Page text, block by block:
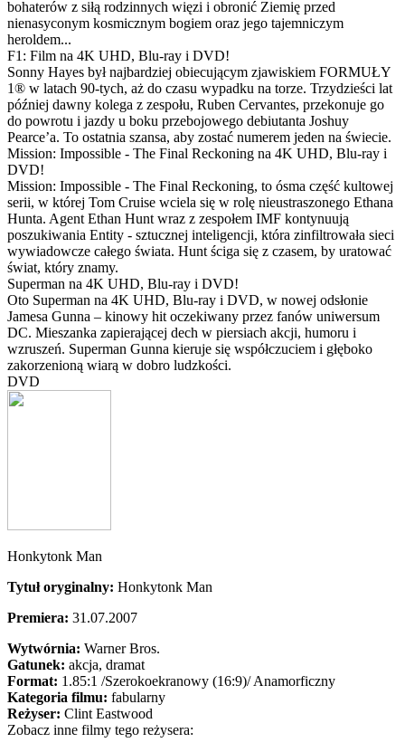
bohaterów z siłą rodzinnych więzi i obronić Ziemię przed
nienasyconym kosmicznym bogiem oraz jego tajemniczym
heroldem...
F1: Film na 4K UHD, Blu-ray i DVD!
Sonny Hayes był najbardziej obiecującym zjawiskiem FORMUŁY
1® w latach 90-tych, aż do czasu wypadku na torze. Trzydzieści lat
później dawny kolega z zespołu, Ruben Cervantes, przekonuje go
do powrotu i jazdy u boku przebojowego debiutanta Joshuy
Pearce’a. To ostatnia szansa, aby zostać numerem jeden na świecie.
Mission: Impossible - The Final Reckoning na 4K UHD, Blu-ray i
DVD!
Mission: Impossible - The Final Reckoning, to ósma część kultowej
serii, w której Tom Cruise wciela się w rolę nieustraszonego Ethana
Hunta. Agent Ethan Hunt wraz z zespołem IMF kontynuują
poszukiwania Entity - sztucznej inteligencji, która zinfiltrowała sieci
wywiadowcze całego świata. Hunt ściga się z czasem, by uratować
świat, który znamy.
Superman na 4K UHD, Blu-ray i DVD!
Oto Superman na 4K UHD, Blu-ray i DVD, w nowej odsłonie
Jamesa Gunna – kinowy hit oczekiwany przez fanów uniwersum
DC. Mieszanka zapierającej dech w piersiach akcji, humoru i
wzruszeń. Superman Gunna kieruje się współczuciem i głęboko
zakorzenioną wiarą w dobro ludzkości.
DVD
Honkytonk Man
Tytuł oryginalny: Honkytonk Man
Premiera: 31.07.2007
Wytwórnia: Warner Bros.
Gatunek: akcja, dramat
Format: 1.85:1 /Szerokoekranowy (16:9)/Anamorficzny
Kategoria filmu: fabularny
Reżyser: Clint Eastwood
Zobacz inne filmy tego reżysera: